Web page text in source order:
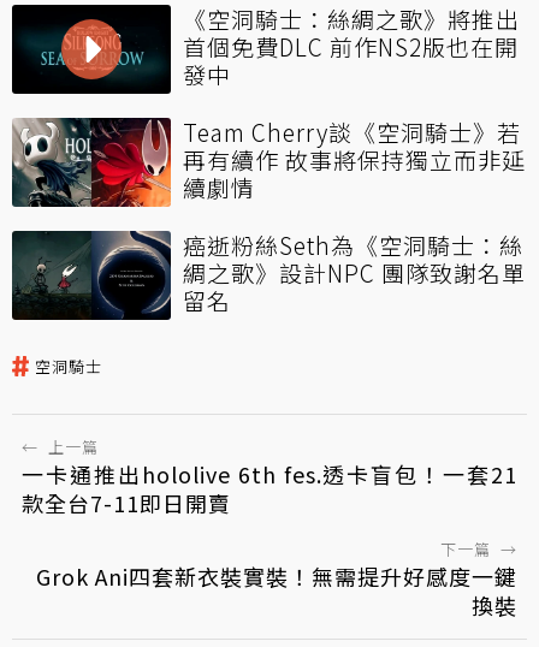
《空洞騎士：絲綢之歌》將推出
首個免費DLC 前作NS2版也在開
發中
Team Cherry談《空洞騎士》若
再有續作 故事將保持獨立而非延
續劇情
癌逝粉絲Seth為《空洞騎士：絲
綢之歌》設計NPC 團隊致謝名單
留名
空洞騎士
← 上一篇
一卡通推出hololive 6th fes.透卡盲包！一套21
款全台7-11即日開賣
下一篇 →
Grok Ani四套新衣裝實裝！無需提升好感度一鍵
換裝